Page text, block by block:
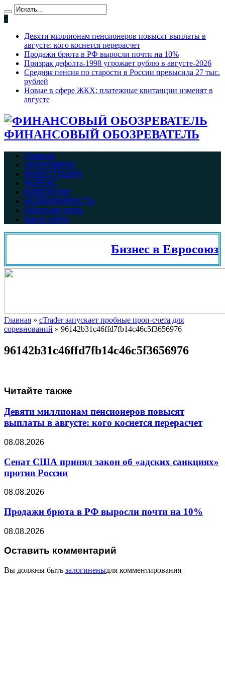
*
Девяти миллионам пенсионеров повысят выплаты в
августе: кого коснется перерасчет
Продажи брюта в РФ выросли почти на 10%
Призрак дефолта-1998 угрожает рублю в августе-2026
Средняя пенсия по старости в России превысила 27 тыс.
рублей
Новые в сфере ЖКХ: платежные квитанции изменят в
августе
ФИНАНСОВЫЙ ОБОЗРЕВАТЕЛЬ
Главная
ЭКОНОМИКА
ИНВЕСТИЦИИ
ФОРЕКС
КОМПАНИИ
НЕДВИЖИМОСТЬ
Обратная связь
Карта сайта
Бизнес в
Главная » cTrader запускает пробные проп-счета для
соревнований » 96142b31c46ffd7fb14c46c5f3656976
96142b31c46ffd7fb14c46c5f3656976
Читайте также
Девяти миллионам пенсионеров повысят
выплаты в августе: кого коснется перерасчет
08.08.2026
Сенат США принял закон об «адских санкциях»
против России
08.08.2026
Продажи брюта в РФ выросли почти на 10%
08.08.2026
Оставить комментарий
Вы должны быть залогиненыдля комментирования